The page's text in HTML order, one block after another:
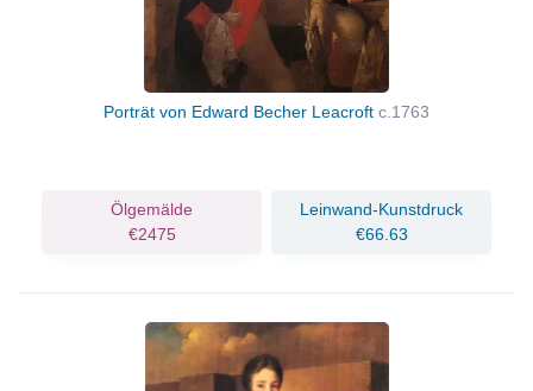
Porträt von Edward Becher Leacroft c.1763
Ölgemälde
€2475
Leinwand-Kunstdruck
€66.63